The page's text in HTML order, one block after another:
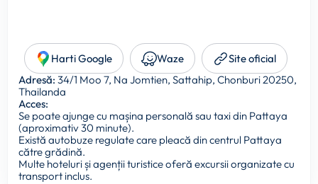
Harti Google Waze
Site oficial
Adresă: 34/1 Moo 7, Na Jomtien, Sattahip, Chonburi 20250,
Thailanda
Acces:
Se poate ajunge cu mașina personală sau taxi din Pattaya
(aproximativ 30 minute).
Există autobuze regulate care pleacă din centrul Pattaya
către grădină.
Multe hoteluri și agenții turistice oferă excursii organizate cu
transport inclus.